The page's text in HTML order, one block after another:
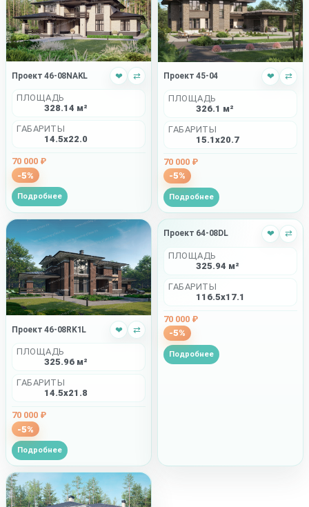
Проект 46-08NAKL ❤ ⇄
ПЛОЩАДЬ
328.14 м²
ГАБАРИТЫ
14.5x22.0
70 000 ₽
-5%
Подробнее
Проект 45-04 ❤ ⇄
ПЛОЩАДЬ
326.1 м²
ГАБАРИТЫ
15.1x20.7
70 000 ₽
-5%
Подробнее
Проект 46-08RK1L ❤ ⇄
ПЛОЩАДЬ
325.96 м²
ГАБАРИТЫ
14.5x21.8
70 000 ₽
-5%
Подробнее
Проект 64-08DL ❤ ⇄
ПЛОЩАДЬ
325.94 м²
ГАБАРИТЫ
116.5x17.1
70 000 ₽
-5%
Подробнее